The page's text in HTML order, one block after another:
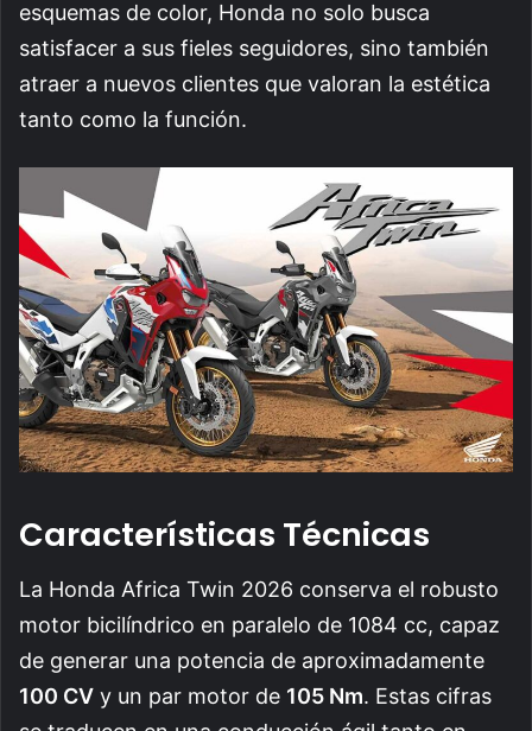
esquemas de color, Honda no solo busca
satisfacer a sus fieles seguidores, sino también
atraer a nuevos clientes que valoran la estética
tanto como la función.
Características Técnicas
La Honda Africa Twin 2026 conserva el robusto
motor bicilíndrico en paralelo de 1084 cc, capaz
de generar una potencia de aproximadamente
100 CV y un par motor de 105 Nm. Estas cifras